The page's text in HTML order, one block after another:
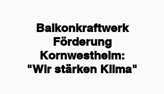
Balkonkraftwerk
Förderung
Kornwestheim:
"Wir stärken Klima"